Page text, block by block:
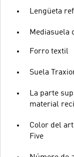
Lengüeta
Mediasuela
Forro textil
Suela
La parte
material
Color del
Five